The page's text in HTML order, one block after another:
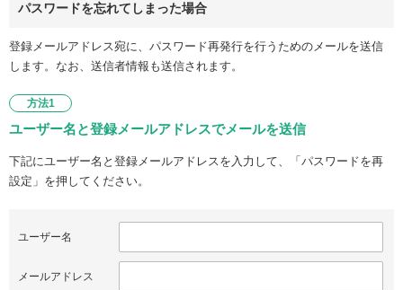
パスワードを忘れてしまった場合
登録メールアドレス宛に、パスワード再発行を行うためのメールを送信
します。なお、送信者情報も送信されます。
方法1
ユーザー名と登録メールアドレスでメールを送信
下記にユーザー名と登録メールアドレスを入力して、「パスワードを再
設定」を押してください。
ユーザー名
メールアドレス